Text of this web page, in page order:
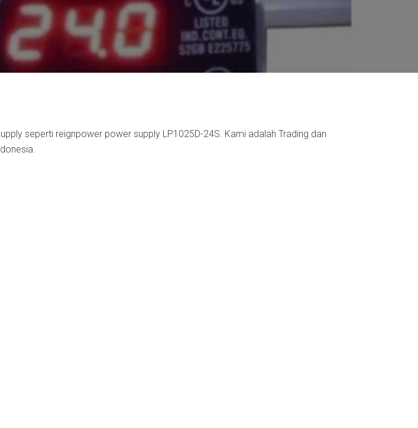
seperti reignpower power supply LP1025D-24S. Kami adalah Trading dan